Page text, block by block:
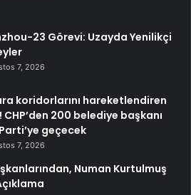
23 Görevi: Uzayda Yenilikçi
7, 2026
koridorlarını hareketlendiren
CHP’den 200 belediye başkanı
Parti’ye geçecek
7, 2026
Numan Kurtulmuş